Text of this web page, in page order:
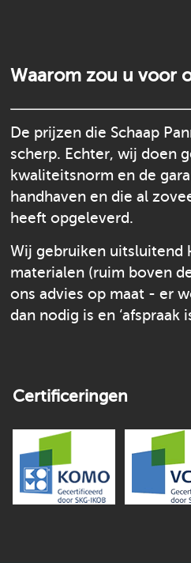
Waarom zou u voor
De prijzen die Schaap
scherp. Echter, wij doen
kwaliteitsnorm en de
handhaven en die al
heeft opgeleverd.
Wij gebruiken uitsluitend
materialen (ruim boven
ons advies op maat - er
dan nodig is en ‘afspraak
Certificeringen